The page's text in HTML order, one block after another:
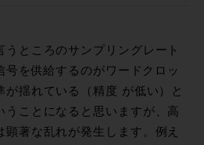
ところのサンプリングレート
号を供給するのがワードクロッ
が揺れている（精度 が低い）と
うことになると思いますが、高
著な乱れが発生します。例え